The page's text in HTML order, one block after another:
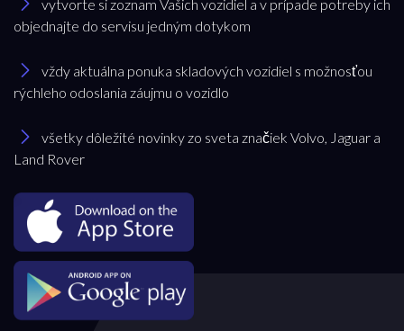
vytvorte si zoznam Vašich vozidiel a v prípade potreby ich
objednajte do servisu jedným dotykom
vždy aktuálna ponuka skladových vozidiel s možnosťou
rýchleho odoslania záujmu o vozidlo
všetky dôležité novinky zo sveta značiek Volvo, Jaguar a
Land Rover